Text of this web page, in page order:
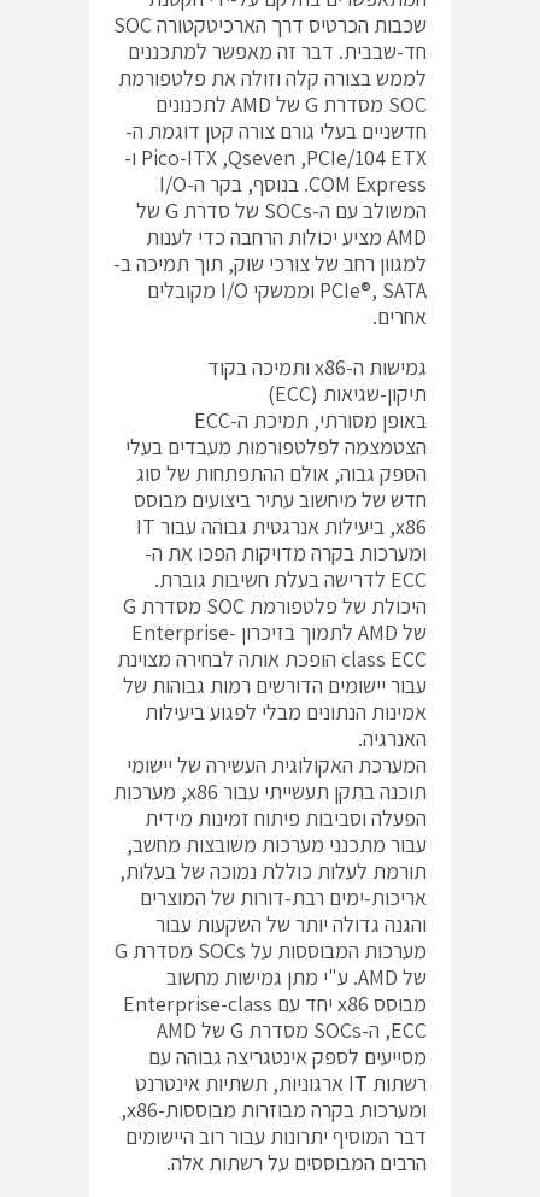
שכבות הכרטיס דרך הארכיטקטורה SOC
חד-שבבית. דבר זה מאפשר למתכננים
לממש בצורה קלה וזולה את פלטפורמת
SOC מסדרת G של AMD לתכנונים
חדשניים בעלי גורם צורה קטן דוגמת ה-
Pico-ITX ,Qseven ,PCIe/104 ETX ו-
COM Express. בנוסף, בקר ה-I/O
המשולב עם ה-SOCs של סדרת G של
AMD מציע יכולות הרחבה כדי לענות
למגוון רחב של צורכי שוק, תוך תמיכה ב-
PCIe®, SATA וממשקי I/O מקובלים
אחרים.
גמישות ה-x86 ותמיכה בקוד
תיקון-שגיאות (ECC)
באופן מסורתי, תמיכת ה-ECC
הצטמצמה לפלטפורמות מעבדים בעלי
הספק גבוה, אולם ההתפתחות של סוג
חדש של מיחשוב עתיר ביצועים מבוסס
x86, ביעילות אנרגטית גבוהה עבור IT
ומערכות בקרה מדויקות הפכו את ה-
ECC לדרישה בעלת חשיבות גוברת.
היכולת של פלטפורמת SOC מסדרת G
של AMD לתמוך בזיכרון Enterprise-
class ECC הופכת אותה לבחירה מצוינת
עבור יישומים הדורשים רמות גבוהות של
אמינות הנתונים מבלי לפגוע ביעילות
האנרגיה.
המערכת האקולוגית העשירה של יישומי
תוכנה בתקן תעשייתי עבור x86, מערכות
הפעלה וסביבות פיתוח זמינות מידית
עבור מתכנני מערכות משובצות מחשב,
תורמת לעלות כוללת נמוכה של בעלות,
אריכות-ימים רבת-דורות של המוצרים
והגנה גדולה יותר של השקעות עבור
מערכות המבוססות על SOCs מסדרת G
של AMD. ע"י מתן גמישות מחשוב
מבוסס x86 יחד עם Enterprise-class
ECC, ה-SOCs מסדרת G של AMD
מסייעים לספק אינטגריצה גבוהה עם
רשתות IT ארגוניות, תשתיות אינטרנט
ומערכות בקרה מבוזרות מבוססות-x86,
דבר המוסיף יתרונות עבור רוב היישומים
הרבים המבוססים על רשתות אלה.